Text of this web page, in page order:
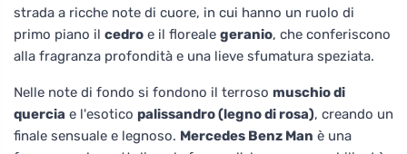
strada a ricche note di cuore, in cui hanno un ruolo di
primo piano il cedro e il floreale geranio, che conferiscono
alla fragranza profondità e una lieve sfumatura speziata.
Nelle note di fondo si fondono il terroso muschio di
quercia e l'esotico palissandro (legno di rosa), creando un
finale sensuale e legnoso. Mercedes Benz Man è una